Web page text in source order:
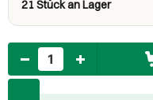
21 Stück an Lager
Anzahl